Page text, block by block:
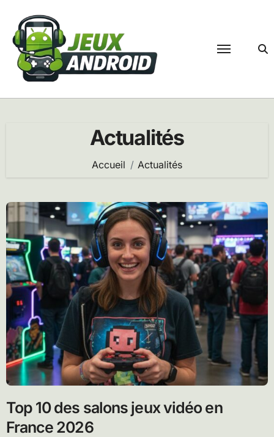
contenu
Actualités
Accueil Actualités
Top 10 des salons jeux vidéo en
France 2026